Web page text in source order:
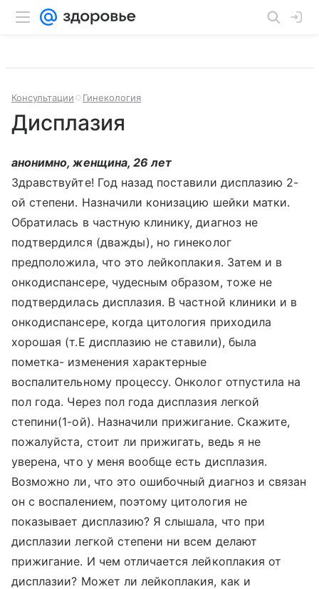
Консультации Гинекология
Дисплазия
анонимно, женщина, 26 лет
Здравствуйте! Год назад поставили дисплазию 2-
ой степени. Назначили конизацию шейки матки.
Обратилась в частную клинику, диагноз не
подтвердился (дважды), но гинеколог
предположила, что это лейкоплакия. Затем и в
онкодиспансере, чудесным образом, тоже не
подтвердилась дисплазия. В частной клиники и в
онкодиспансере, когда цитология приходила
хорошая (т.Е дисплазию не ставили), была
пометка- изменения характерные
воспалительному процессу. Онколог отпустила на
пол года. Через пол года дисплазия легкой
степини(1-ой). Назначили прижигание. Скажите,
пожалуйста, стоит ли прижигать, ведь я не
уверена, что у меня вообще есть дисплазия.
Возможно ли, что это ошибочный диагноз и связан
он с воспалением, поэтому цитология не
показывает дисплазию? Я слышала, что при
дисплазии легкой степени ни всем делают
прижигание. И чем отличается лейкоплакия от
дисплазии? Может ли лейкоплакия, как и